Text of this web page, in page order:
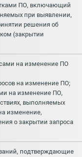
ПО, включающий
при выявлении,
решения об
(закрытии
на изменение ПО
на изменение ПО;
на изменение ПО,
выполняемых
изменение,
о закрытии запроса
подтверждающие